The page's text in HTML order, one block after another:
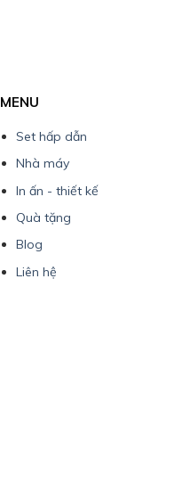
MENU
Set hấp dẫn
Nhà máy
In ấn - thiết kế
Quà tặng
Blog
Liên hệ